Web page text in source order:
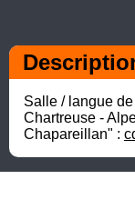
Salle / langue
Chartreuse -
Chapareillan" :